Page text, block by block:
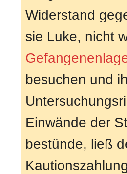
Widerstand
sie Luke, nicht
besuchen und
Einwände der
bestünde, ließ